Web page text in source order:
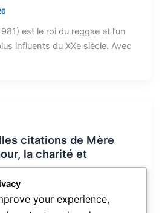
est le roi du reggae et l’un
influents du XXe siècle. Avec
citations de Mère
la charité et
de son vrai nom Anjezë
your experience,